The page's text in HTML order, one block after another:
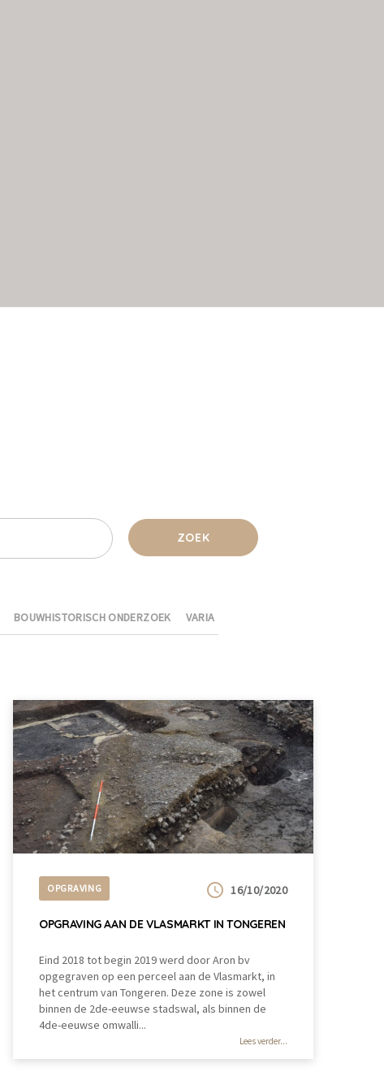
ZOEK
BOUWHISTORISCH ONDERZOEK VARIA
16/10/2020
OPGRAVING
OPGRAVING AAN DE VLASMARKT IN TONGEREN
Eind 2018 tot begin 2019 werd door Aron bv
opgegraven op een perceel aan de Vlasmarkt, in
het centrum van Tongeren. Deze zone is zowel
binnen de 2de-eeuwse stadswal, als binnen de
4de-eeuwse omwalli...
Lees verder...